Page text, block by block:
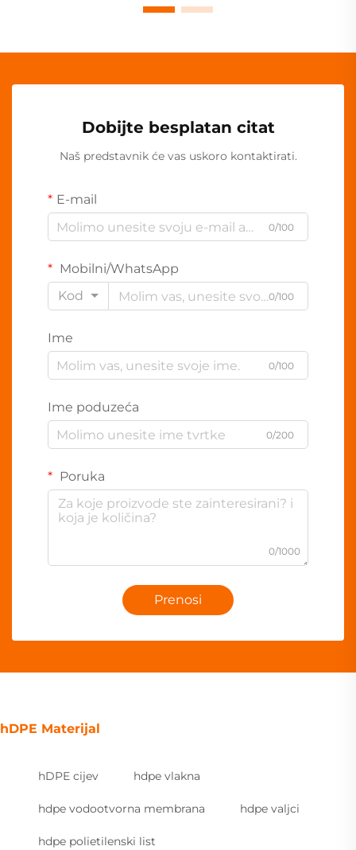
Dobijte besplatan citat
Naš predstavnik će vas uskoro kontaktirati.
E-mail
0/100
Mobilni/WhatsApp
Kod
0/100
Ime
0/100
Ime poduzeća
0/200
Poruka
0/1000
Prenosi
hDPE Materijal
hDPE cijev hdpe vlakna
hdpe vodootvorna membrana hdpe valjci
hdpe polietilenski list